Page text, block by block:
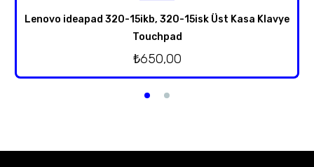
Lenovo ideapad 320-15ikb, 320-15isk Üst Kasa Klavye
Touchpad
₺650,00